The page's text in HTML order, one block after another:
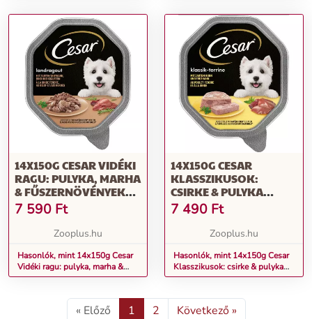
14X150G CESAR VIDÉKI
RAGU: PULYKA, MARHA
& FŰSZERNÖVÉNYEK
NEDVES KUTYATÁP
7 590 Ft
Zooplus.hu
Hasonlók, mint 14x150g Cesar
Vidéki ragu: pulyka, marha &
fűszernövények nedves kutyatáp
14X150G CESAR
KLASSZIKUSOK:
CSIRKE & PULYKA
NEDVES KUTYATÁP
7 490 Ft
Zooplus.hu
Hasonlók, mint 14x150g Cesar
Klasszikusok: csirke & pulyka
nedves kutyatáp
« Előző 1 2 Következő »